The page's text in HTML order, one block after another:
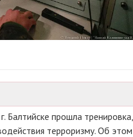
Балтийске прошла тренировка,
терроризму. Об этом